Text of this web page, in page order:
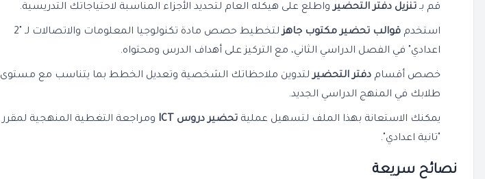
قم بـ تنزيل دفتر التحضيرواطلع على هيكله العام لتحديد الأجزاء المناسبة لاحتياجاتك التدريسية.
استخدم قوالب تحضير مكتوب جاهز
لتخطيط حصص مادة تكنولوجيا المعلومات والاتصالات لـ "2
اعدادي" في الفصل الدراسي الثاني، مع التركيز على أهداف الدرس ومحتواه.
خصص أقسام دفتر التحضيرلتدوين ملاحظاتك الشخصية وتعديل الخطط بما يتناسب مع مستوى
طلابك في المنهج الدراسي الجديد.
يمكنك الاستعانة بهذا الملف لتسهيل عملية تحضير دروس ICT
ومراجعة التغطية المنهجية لمقرر
"تانية اعدادي".
نصائح سريعة